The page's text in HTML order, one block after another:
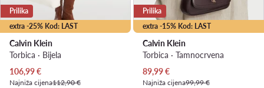
extra -25% Kod: LAST
Prilika
Calvin Klein
Torbica · Bijela
Trenutna cijena
106,99€
Najniža cijena112,90 €
extra -15% Kod: LAST
Prilika
Calvin Klein
Torbica · Tamnocrvena
Trenutna cijena
89,99€
Najniža cijena99,99 €